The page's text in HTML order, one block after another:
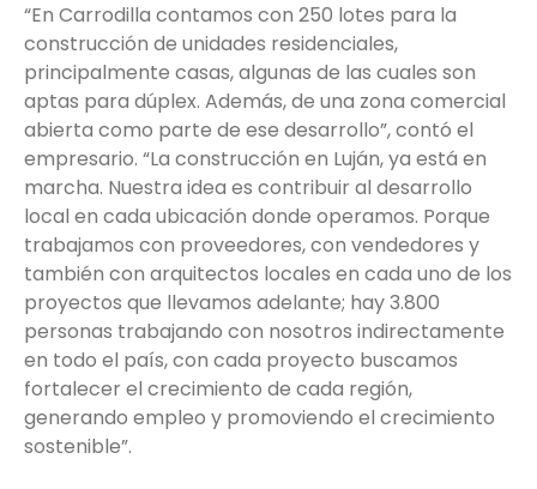
“En Carrodilla contamos con 250 lotes para la
construcción de unidades residenciales,
principalmente casas, algunas de las cuales son
aptas para dúplex. Además, de una zona comercial
abierta como parte de ese desarrollo”, contó el
empresario. “La construcción en Luján, ya está en
marcha. Nuestra idea es contribuir al desarrollo
local en cada ubicación donde operamos. Porque
trabajamos con proveedores, con vendedores y
también con arquitectos locales en cada uno de los
proyectos que llevamos adelante; hay 3.800
personas trabajando con nosotros indirectamente
en todo el país, con cada proyecto buscamos
fortalecer el crecimiento de cada región,
generando empleo y promoviendo el crecimiento
sostenible”.